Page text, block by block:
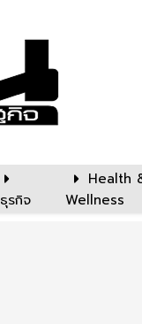
ธุรกิจ
Health
Wellness